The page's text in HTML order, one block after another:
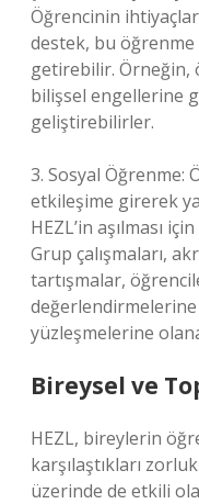
Öğrencinin
destek, bu
getirebilir. Örneğin,
bilişsel engellerine
geliştirebilirler.
3. Sosyal Öğrenme:
etkileşime girerek
HEZL’in aşılması
Grup çalışmaları,
tartışmalar,
değerlendirmelerine
yüzleşmelerine
Bireysel ve
HEZL, bireylerin
karşılaştıkları
üzerinde de etkili